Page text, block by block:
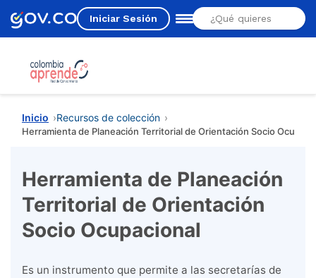
Iniciar Sesión
Estás aquí
Inicio Recursos de colección
Herramienta de Planeación Territorial de Orientación Socio
Herramienta de Planeación
Territorial de Orientación
Socio Ocupacional
Es un instrumento que permite a las secretarías de